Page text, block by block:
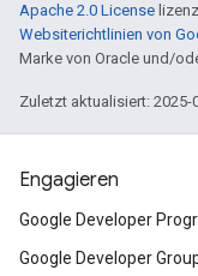
Apache 2.0 License
Websiterichtlinien von
Marke von Oracle und/
Zuletzt aktualisiert: 2025-
Engagieren
Google Developer
Google Developer